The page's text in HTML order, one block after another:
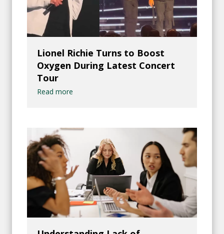
Lionel Richie Turns to Boost
Oxygen During Latest Concert
Tour
Read more